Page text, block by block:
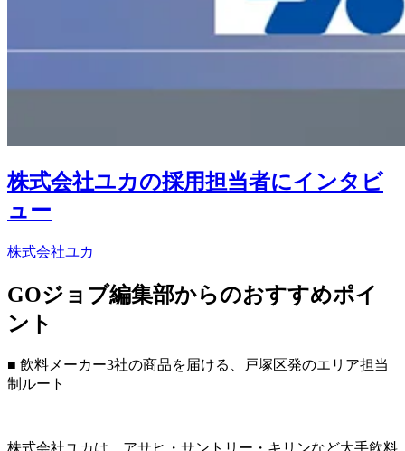
株式会社ユカの採用担当者にインタビ
ュー
株式会社ユカ
GOジョブ編集部からのおすすめポイ
ント
■ 飲料メーカー3社の商品を届ける、戸塚区発のエリア担当
制ルート
株式会社ユカは、アサヒ・サントリー・キリンなど大手飲料